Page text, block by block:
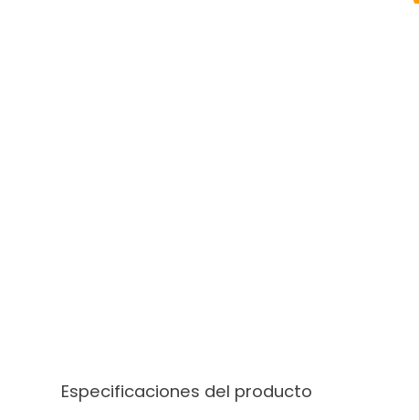
Especificaciones del producto